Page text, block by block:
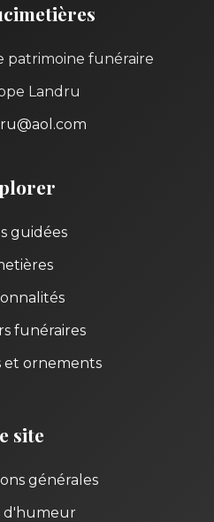
patrimoine funéraire
Landru
guidées
funéraires
et ornements
site
générales
d'humeur